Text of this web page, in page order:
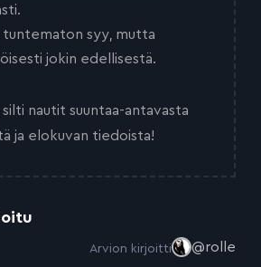
tuntematon syy, mutta
jokin edellisestä.
nautit suuntaa-antavasta
ja elokuvan tiedoista!
Arvion kirjoitti @rolle